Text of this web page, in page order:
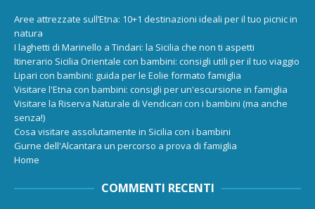
Aree attrezzate sull’Etna: 10+1 destinazioni ideali per il tuo picnic in
natura
I laghetti di Marinello a Tindari: la Sicilia che non ti aspetti
Itinerario Sicilia Orientale con bambini: consigli utili per il tuo viaggio
Lipari con bambini: guida per le Eolie formato famiglia
Visitare l'Etna con bambini: consigli per un'escursione in famiglia
Visitare la Riserva Naturale di Vendicari con i bambini (ma anche
senza!)
Cosa visitare assolutamente in Sicilia con i bambini
Gurne dell'Alcantara un percorso a prova di famiglia
Home
COMMENTI RECENTI